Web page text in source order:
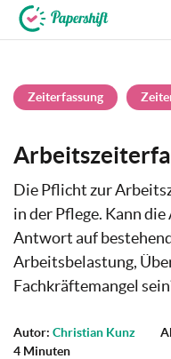
Zeiterfassung
Die Pflicht zur
in der Pflege. Kann
Antwort auf
Arbeitsbelastung,
Fachkräftemangel
Autor: Christian Kunz
4 Minuten